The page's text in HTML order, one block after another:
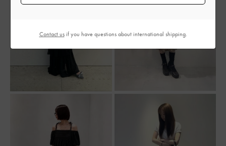
Contact usif you have questions about international shipping.